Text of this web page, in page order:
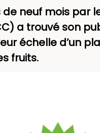
de neuf mois
a trouvé son
échelle d’un
fruits.